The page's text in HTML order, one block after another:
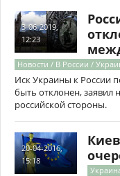
3-06-2019,
12:23
Новости / В России /
Иск Украины к России
быть отклонен, заявил
российской стороны.
20-04-2016,
15:18